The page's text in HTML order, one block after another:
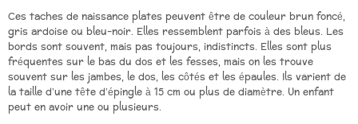
Ces taches de naissance plates peuvent être de couleur brun foncé,
gris ardoise ou bleu-noir. Elles ressemblent parfois à des bleus. Les
bords sont souvent, mais pas toujours, indistincts. Elles sont plus
fréquentes sur le bas du dos et les fesses, mais on les trouve
souvent sur les jambes, le dos, les côtés et les épaules. Ils varient de
la taille d’une tête d’épingle à 15 cm ou plus de diamètre. Un enfant
peut en avoir une ou plusieurs.